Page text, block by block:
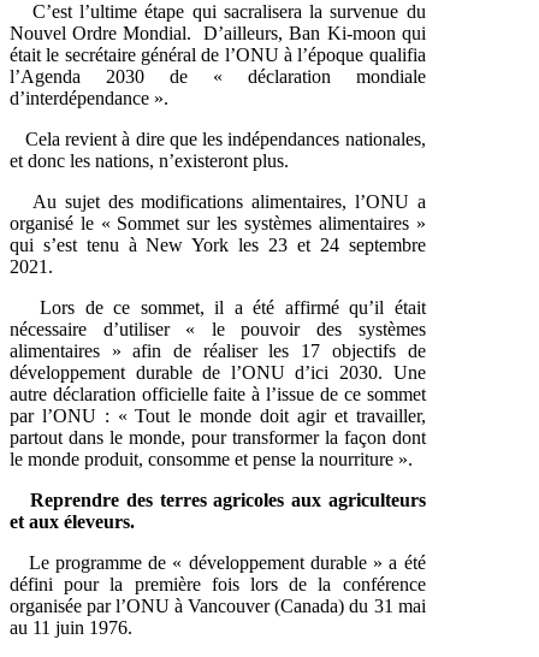
C’est l’ultime étape qui sacralisera la survenue du
Nouvel Ordre Mondial. D’ailleurs, Ban Ki-moon qui
était le secrétaire général de l’ONU à l’époque qualifia
l’Agenda 2030 de « déclaration mondiale
d’interdépendance ».
Cela revient à dire que les indépendances nationales,
et donc les nations, n’existeront plus.
Au sujet des modifications alimentaires, l’ONU a
organisé le « Sommet sur les systèmes alimentaires »
qui s’est tenu à New York les 23 et 24 septembre
2021.
Lors de ce sommet, il a été affirmé qu’il était
nécessaire d’utiliser « le pouvoir des systèmes
alimentaires » afin de réaliser les 17 objectifs de
développement durable de l’ONU d’ici 2030. Une
autre déclaration officielle faite à l’issue de ce sommet
par l’ONU : « Tout le monde doit agir et travailler,
partout dans le monde, pour transformer la façon dont
le monde produit, consomme et pense la nourriture ».
Reprendre des terres agricoles aux agriculteurs
et aux éleveurs.
Le programme de « développement durable » a été
défini pour la première fois lors de la conférence
organisée par l’ONU à Vancouver (Canada) du 31 mai
au 11 juin 1976.